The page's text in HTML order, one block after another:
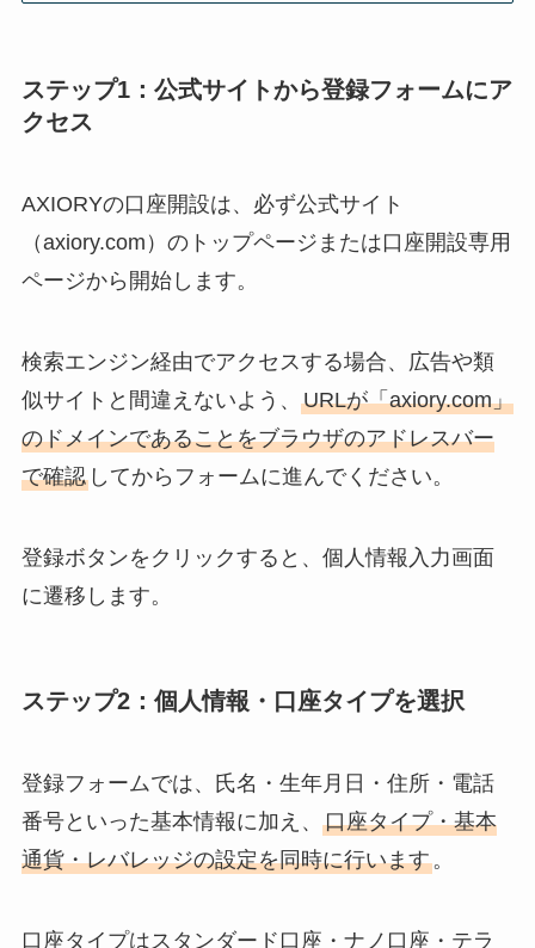
ステップ1：公式サイトから登録フォームにア
クセス
AXIORYの口座開設は、必ず公式サイト
（axiory.com）のトップページまたは口座開設専用
ページから開始します。
検索エンジン経由でアクセスする場合、広告や類
似サイトと間違えないよう、 URLが「axiory.com」
のドメインであることをブラウザのアドレスバー
で確認してからフォームに進んでください。
登録ボタンをクリックすると、個人情報入力画面
に遷移します。
ステップ2：個人情報・口座タイプを選択
登録フォームでは、氏名・生年月日・住所・電話
番号といった基本情報に加え、 口座タイプ・基本
通貨・レバレッジの設定を同時に行います。
口座タイプはスタンダード口座・ナノ口座・テラ